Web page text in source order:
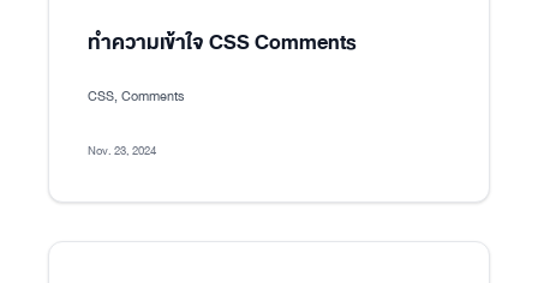
ทำความเข้าใจ CSS Comments
CSS, Comments
Nov. 23, 2024